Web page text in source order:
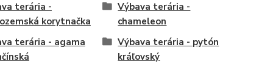
terária -
korytnačka
Výbava terária -
chameleon
terária - agama
Výbava terária - pytón
kráľovský